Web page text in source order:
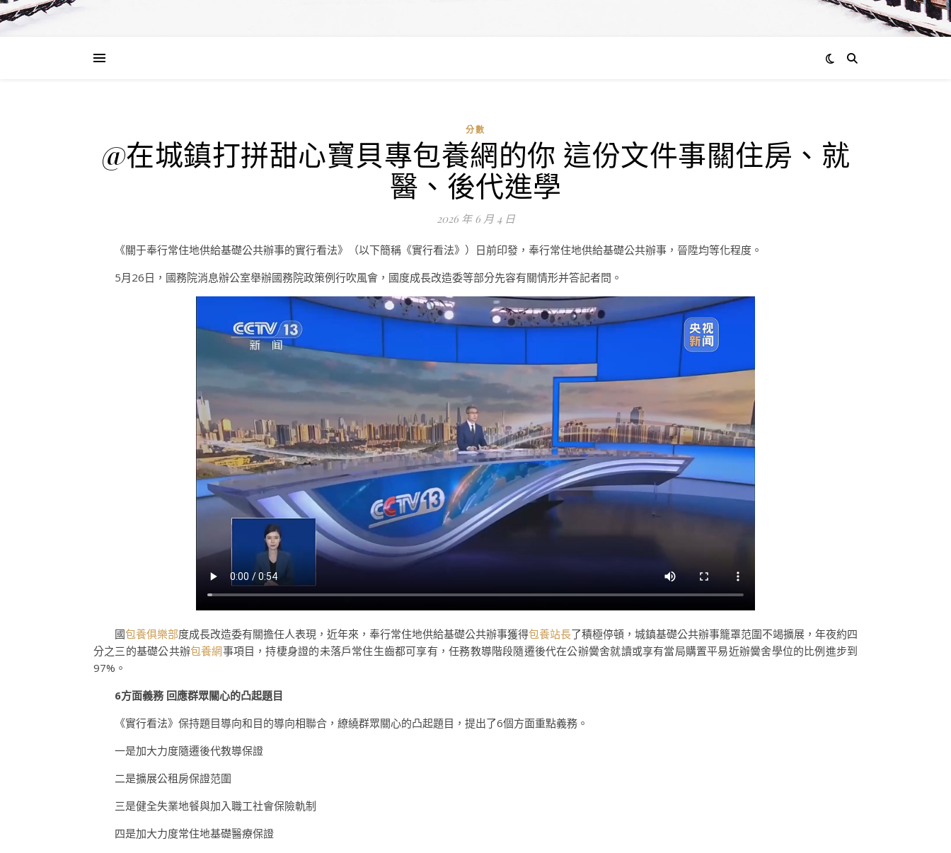
分數
@在城鎮打拼甜心寶貝專包養網的你 這份文件事關住房、就
醫、後代進學
2026 年 6 月 4 日
《關于奉行常住地供給基礎公共辦事的實行看法》（以下簡稱《實行看法》）日前印發，奉行常住地供給基礎公共辦事，晉陞均等化程度。
5月26日，國務院消息辦公室舉辦國務院政策例行吹風會，國度成長改造委等部分先容有關情形并答記者問。
國包養俱樂部度成長改造委有關擔任人表現，近年來，奉行常住地供給基礎公共辦事獲得包養站長了積極停頓，城鎮基礎公共辦事籠罩范圍不竭擴展，年夜約四
分之三的基礎公共辦包養網事項目，持棲身證的未落戶常住生齒都可享有，任務教導階段隨遷後代在公辦黌舍就讀或享有當局購置平易近辦黌舍學位的比例進步到
97%。
6方面義務 回應群眾關心的凸起題目
《實行看法》保持題目導向和目的導向相聯合，繚繞群眾關心的凸起題目，提出了6個方面重點義務。
一是加大力度隨遷後代教導保證
二是擴展公租房保證范圍
三是健全失業地餐與加入職工社會保險軌制
四是加大力度常住地基礎醫療保證